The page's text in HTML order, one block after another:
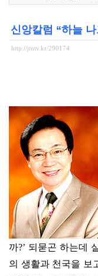
신앙칼럼 “하늘
http://jtntv.kr/290174
까?’ 되묻곤 하는데
의 생활과 천국을 보